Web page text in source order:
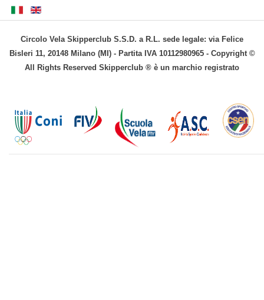
Circolo Vela Skipperclub S.S.D. a R.L. sede legale: via Felice
Bisleri 11, 20148 Milano (MI) - Partita IVA 10112980965 - Copyright ©
All Rights Reserved Skipperclub ® è un marchio registrato